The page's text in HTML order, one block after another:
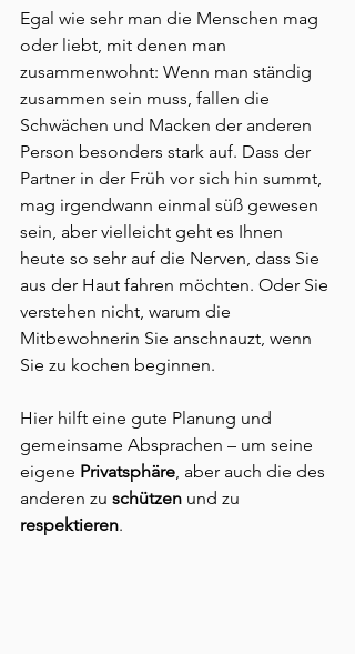
Egal wie sehr man die Menschen mag
oder liebt, mit denen man
zusammenwohnt: Wenn man ständig
zusammen sein muss, fallen die
Schwächen und Macken der anderen
Person besonders stark auf. Dass der
Partner in der Früh vor sich hin summt,
mag irgendwann einmal süß gewesen
sein, aber vielleicht geht es Ihnen
heute so sehr auf die Nerven, dass Sie
aus der Haut fahren möchten. Oder Sie
verstehen nicht, warum die
Mitbewohnerin Sie anschnauzt, wenn
Sie zu kochen beginnen.
Hier hilft eine gute Planung und
gemeinsame Absprachen – um seine
eigene Privatsphäre, aber auch die des
anderen zu schützen und zu
respektieren.